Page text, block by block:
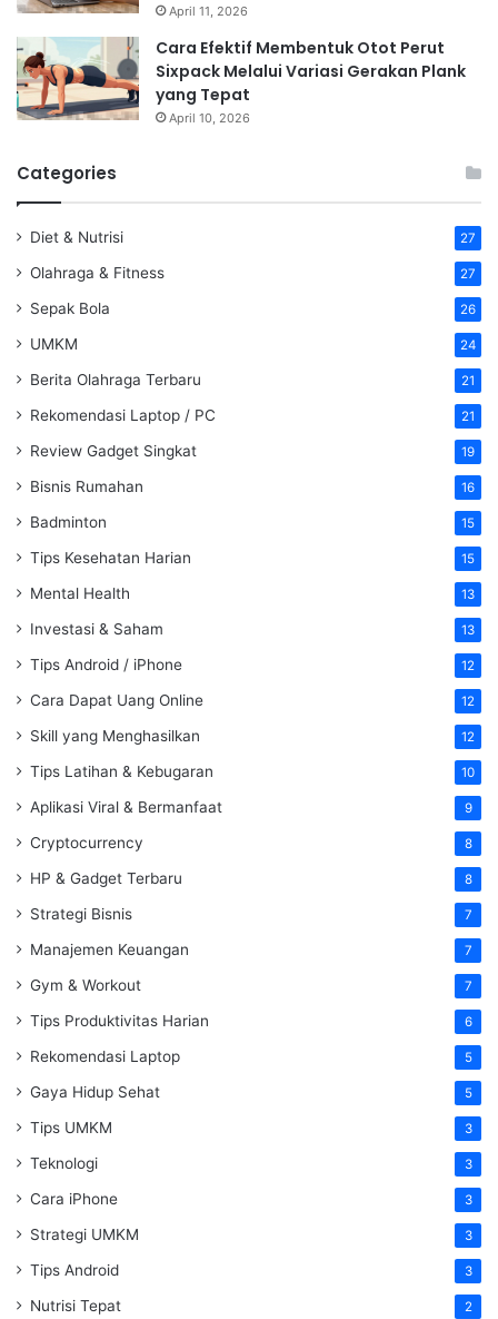
April 11, 2026
Cara Efektif Membentuk Otot Perut
Sixpack Melalui Variasi Gerakan Plank
yang Tepat
April 10, 2026
Categories
Diet & Nutrisi 27
Olahraga & Fitness 27
Sepak Bola 26
UMKM 24
Berita Olahraga Terbaru 21
Rekomendasi Laptop / PC 21
Review Gadget Singkat 19
Bisnis Rumahan 16
Badminton 15
Tips Kesehatan Harian 15
Mental Health 13
Investasi & Saham 13
Tips Android / iPhone 12
Cara Dapat Uang Online 12
Skill yang Menghasilkan 12
Tips Latihan & Kebugaran 10
Aplikasi Viral & Bermanfaat 9
Cryptocurrency 8
HP & Gadget Terbaru 8
Strategi Bisnis 7
Manajemen Keuangan 7
Gym & Workout 7
Tips Produktivitas Harian 6
Rekomendasi Laptop 5
Gaya Hidup Sehat 5
Tips UMKM 3
Teknologi 3
Cara iPhone 3
Strategi UMKM 3
Tips Android 3
Nutrisi Tepat 2